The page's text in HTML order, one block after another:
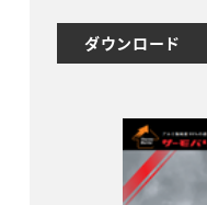
ダウンロード